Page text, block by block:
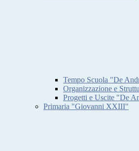
Tempo Scuola "De
Organizzazione e
Progetti e Uscite "De
Primaria "Giovanni XXIII"